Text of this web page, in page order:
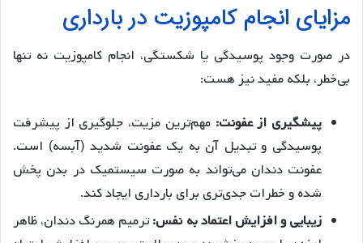
مزایای انجام کامپوزیت در بارداری
در صورت وجود پوسیدگی یا شکستگی، انجام کامپوزیت نه تنها
بی‌خطر، بلکه مفید نیز هست:
پیشگیری از عفونت: مهم‌ترین مزیت، جلوگیری از پیشرفت
پوسیدگی و تبدیل آن به یک عفونت شدید (آبسه) است.
عفونت دندان می‌تواند به صورت سیستمیک در بدن پخش
شده و خطرات جدی‌تری برای بارداری ایجاد کند.
زیبایی و افزایش اعتماد به نفس:ترمیم همرنگ دندان، ظاهر